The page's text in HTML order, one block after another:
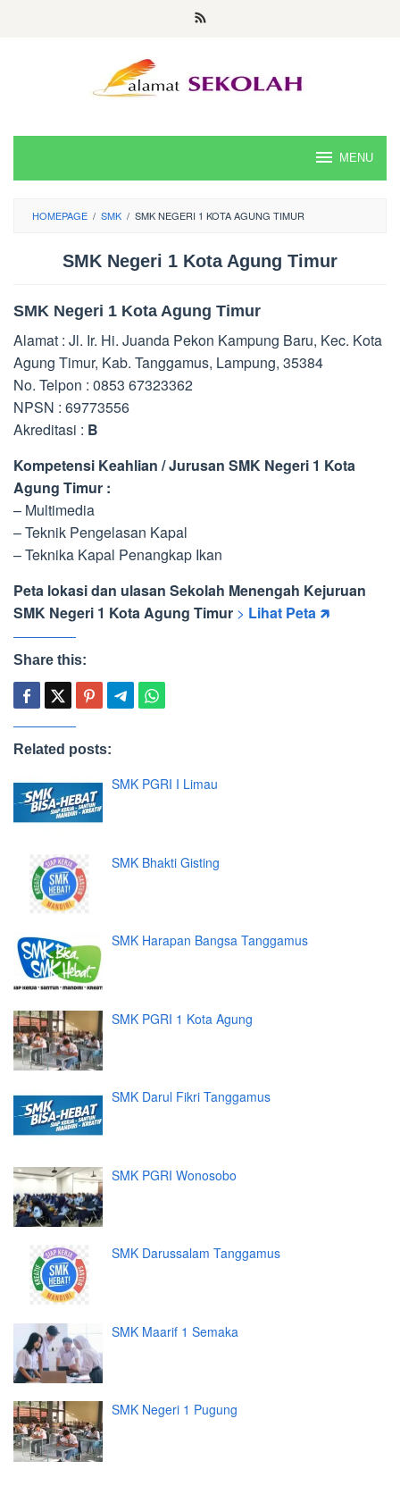
MENU
HOMEPAGE / SMK / SMK NEGERI 1 KOTA AGUNG TIMUR
SMK Negeri 1 Kota Agung Timur
SMK Negeri 1 Kota Agung Timur
Alamat : Jl. Ir. Hi. Juanda Pekon Kampung Baru, Kec. Kota
Agung Timur, Kab. Tanggamus, Lampung, 35384
No. Telpon : 0853 67323362
NPSN : 69773556
Akreditasi : B
Kompetensi Keahlian / Jurusan SMK Negeri 1 Kota
Agung Timur :
– Multimedia
– Teknik Pengelasan Kapal
– Teknika Kapal Penangkap Ikan
Peta lokasi dan ulasan Sekolah Menengah Kejuruan
SMK Negeri 1 Kota Agung Timur > Lihat Peta 🡵
Share this:
Related posts:
SMK PGRI I Limau
SMK Bhakti Gisting
SMK Harapan Bangsa Tanggamus
SMK PGRI 1 Kota Agung
SMK Darul Fikri Tanggamus
SMK PGRI Wonosobo
SMK Darussalam Tanggamus
SMK Maarif 1 Semaka
SMK Negeri 1 Pugung